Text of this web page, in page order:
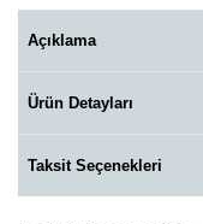
Açıklama
Ürün Detayları
Taksit Seçenekleri